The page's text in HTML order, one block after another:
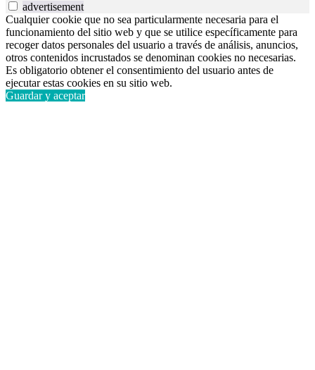
advertisement
Cualquier cookie que no sea particularmente necesaria para el
funcionamiento del sitio web y que se utilice específicamente para
recoger datos personales del usuario a través de análisis, anuncios,
otros contenidos incrustados se denominan cookies no necesarias.
Es obligatorio obtener el consentimiento del usuario antes de
ejecutar estas cookies en su sitio web.
Guardar y aceptar